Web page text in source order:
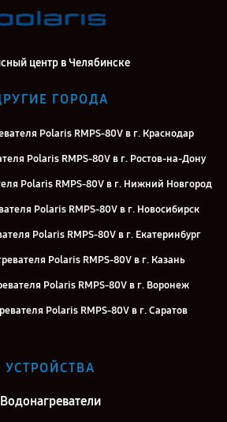
центр в Челябинске
ГОРОДА
Polaris RMPS-80V в г. Краснодар
Polaris RMPS-80V в г. Ростов-на-Дону
Polaris RMPS-80V в г. Нижний Новгород
Polaris RMPS-80V в г. Новосибирск
Polaris RMPS-80V в г. Екатеринбург
Polaris RMPS-80V в г. Казань
Polaris RMPS-80V в г. Воронеж
Polaris RMPS-80V в г. Саратов
Polaris RMPS-80V в г. Киров
Polaris RMPS-80V в г. Санкт-Петербург
УСТРОЙСТВА
Водонагреватели